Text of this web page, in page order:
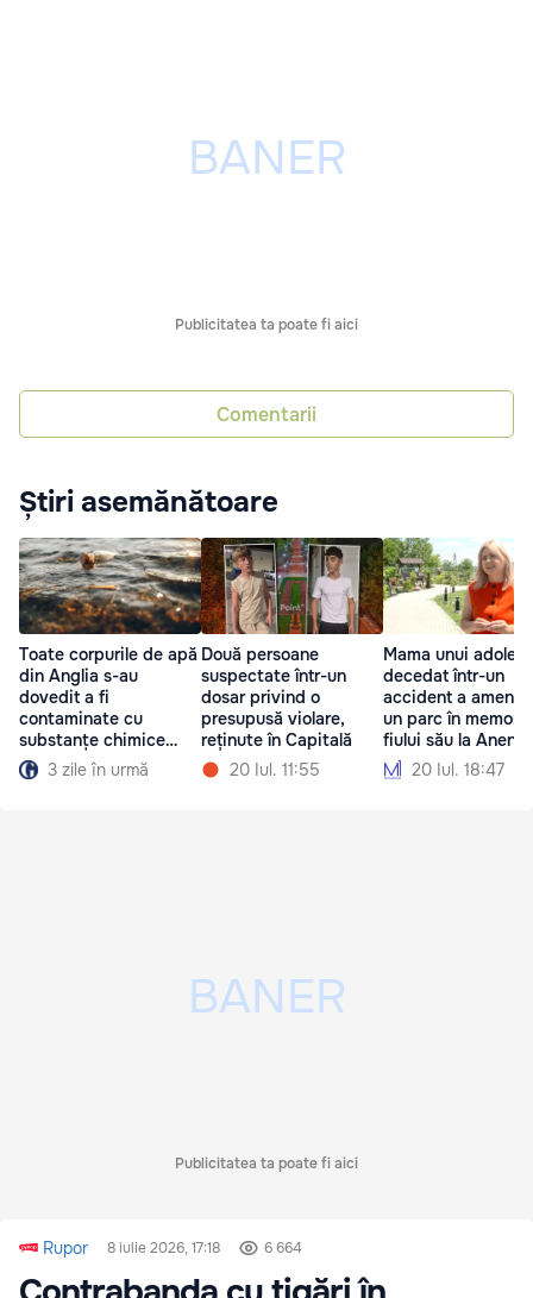
Publicitatea ta poate fi aici
Comentarii
Știri asemănătoare
Toate corpurile de apă
din Anglia s-au
dovedit a fi
contaminate cu
substanțe chimice
toxice3 zile în urmă
Două persoane
suspectate într-un
dosar privind o
presupusă violare,
reținute în Capitală
20 Iul. 11:55
Mama unui
decedat într-un
accident a
un parc în memoria
fiului său la Anenii
20 Iul. 18:47
Publicitatea ta poate fi aici
Rupor 8 iulie 2026, 17:18 6 664